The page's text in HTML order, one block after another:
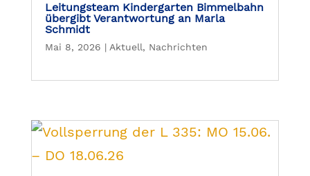
Leitungsteam Kindergarten Bimmelbahn
übergibt Verantwortung an Marla
Schmidt
Mai 8, 2026 | Aktuell, Nachrichten